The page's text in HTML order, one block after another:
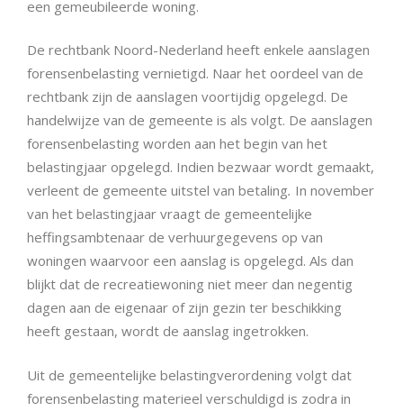
een gemeubileerde woning.
De rechtbank Noord-Nederland heeft enkele aanslagen
forensenbelasting vernietigd. Naar het oordeel van de
rechtbank zijn de aanslagen voortijdig opgelegd. De
handelwijze van de gemeente is als volgt. De aanslagen
forensenbelasting worden aan het begin van het
belastingjaar opgelegd. Indien bezwaar wordt gemaakt,
verleent de gemeente uitstel van betaling. In november
van het belastingjaar vraagt de gemeentelijke
heffingsambtenaar de verhuurgegevens op van
woningen waarvoor een aanslag is opgelegd. Als dan
blijkt dat de recreatiewoning niet meer dan negentig
dagen aan de eigenaar of zijn gezin ter beschikking
heeft gestaan, wordt de aanslag ingetrokken.
Uit de gemeentelijke belastingverordening volgt dat
forensenbelasting materieel verschuldigd is zodra in